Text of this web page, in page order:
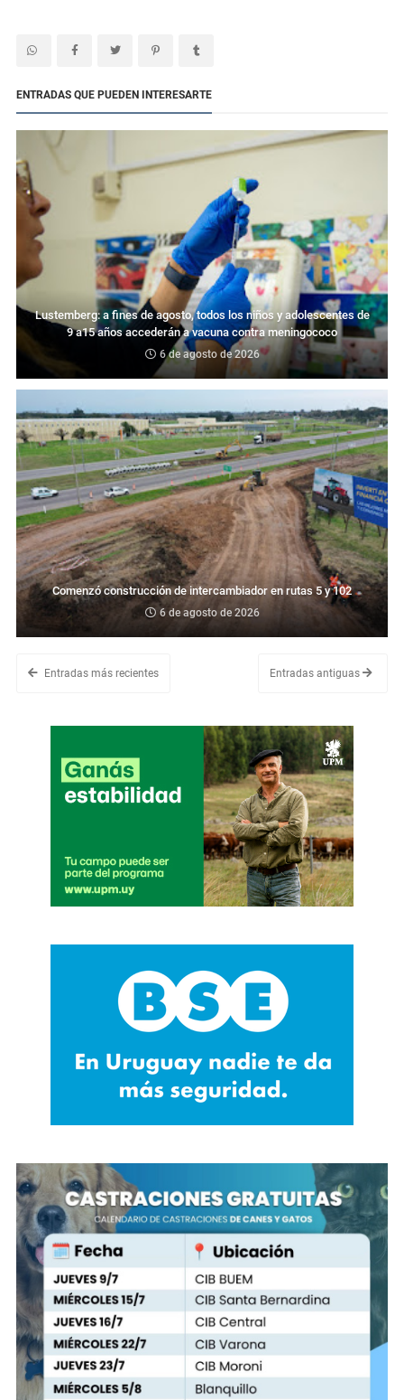
ENTRADAS QUE PUEDEN INTERESARTE
Lustemberg: a fines de agosto, todos los niños y adolescentes de
9 a15 años accederán a vacuna contra meningococo
6 de agosto de 2026
Comenzó construcción de intercambiador en rutas 5 y 102
6 de agosto de 2026
Entradas más recientes Entradas antiguas